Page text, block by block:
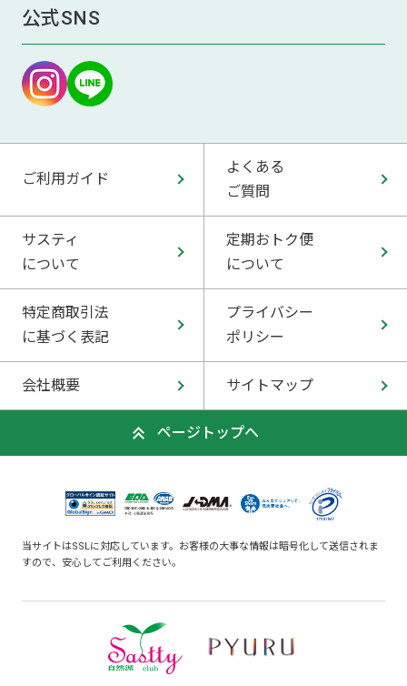
公式SNS
ご利用ガイド
よくある
ご質問
サスティ
について
定期おトク便
について
特定商取引法
に基づく表記
プライバシー
ポリシー
会社概要 サイトマップ
ページトップへ
当サイトはSSLに対応しています。お客様の大事な情報は暗号化して送信されま
すので、安心してご利用ください。